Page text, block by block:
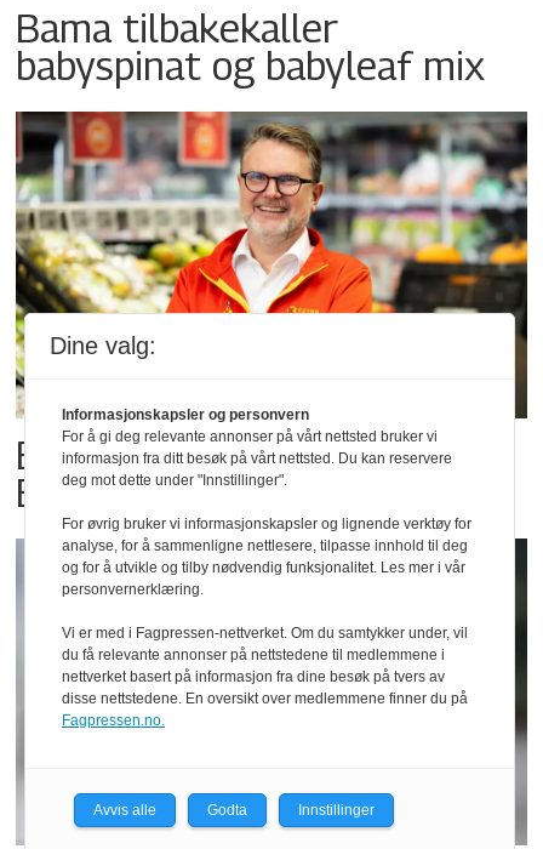
Bama tilbakekaller
babyspinat og babyleaf mix
Billigbonanza da Norge slo
Elfenbenkysten
Dine valg:
Informasjonskapsler og personvern
For å gi deg relevante annonser på vårt nettsted bruker vi
informasjon fra ditt besøk på vårt nettsted. Du kan reservere
deg mot dette under "Innstillinger".
For øvrig bruker vi informasjonskapsler og lignende verktøy for
analyse, for å sammenligne nettlesere, tilpasse innhold til deg
og for å utvikle og tilby nødvendig funksjonalitet. Les mer i vår
personvernerklæring.
Vi er med i Fagpressen-nettverket. Om du samtykker under, vil
du få relevante annonser på nettstedene til medlemmene i
nettverket basert på informasjon fra dine besøk på tvers av
disse nettstedene. En oversikt over medlemmene finner du på
Fagpressen.no.
Avvis alle Godta Innstillinger